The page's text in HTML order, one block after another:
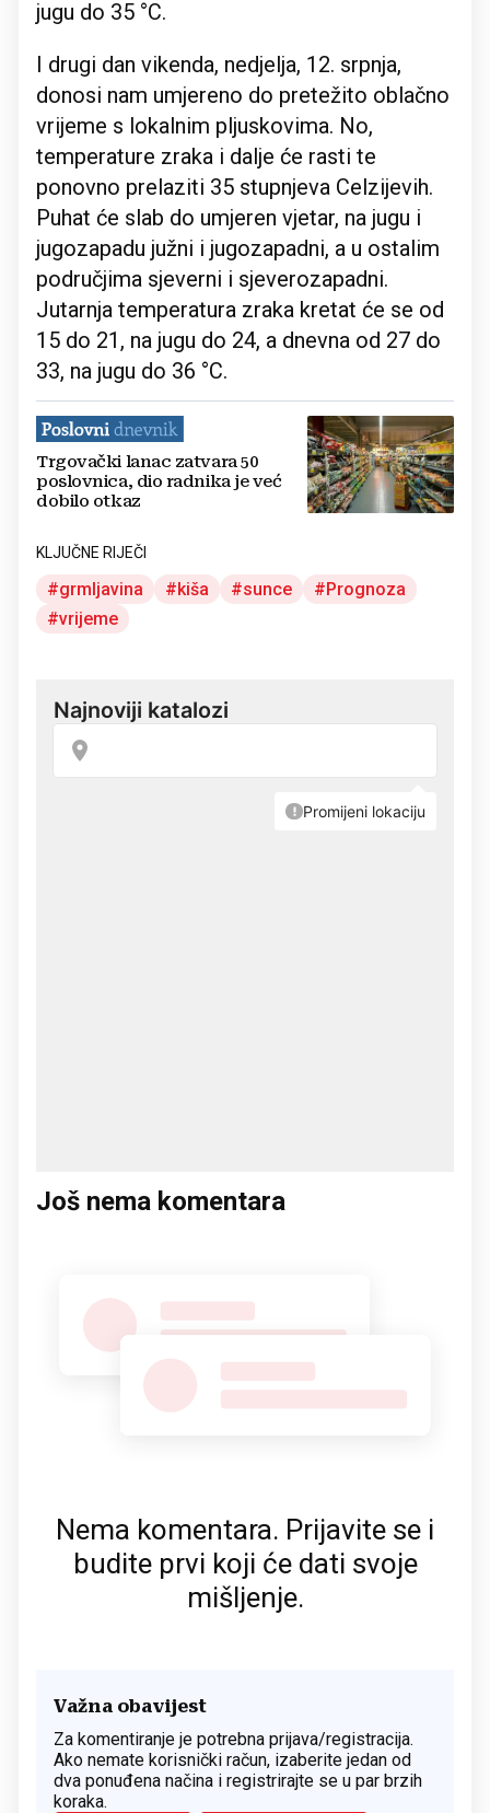
jugu do 35 °C.
I drugi dan vikenda, nedjelja, 12. srpnja,
donosi nam umjereno do pretežito oblačno
vrijeme s lokalnim pljuskovima. No,
temperature zraka i dalje će rasti te
ponovno prelaziti 35 stupnjeva Celzijevih.
Puhat će slab do umjeren vjetar, na jugu i
jugozapadu južni i jugozapadni, a u ostalim
područjima sjeverni i sjeverozapadni.
Jutarnja temperatura zraka kretat će se od
15 do 21, na jugu do 24, a dnevna od 27 do
33, na jugu do 36 °C.
Trgovački lanac zatvara 50
poslovnica, dio radnika je već
dobilo otkaz
KLJUČNE RIJEČI
grmljavina kiša sunce
Prognoza
vrijeme
Još nema komentara
Nema komentara. Prijavite se i
budite prvi koji će dati svoje
mišljenje.
Važna obavijest
Za komentiranje je potrebna prijava/registracija.
Ako nemate korisnički račun, izaberite jedan od
dva ponuđena načina i registrirajte se u par brzih
koraka.